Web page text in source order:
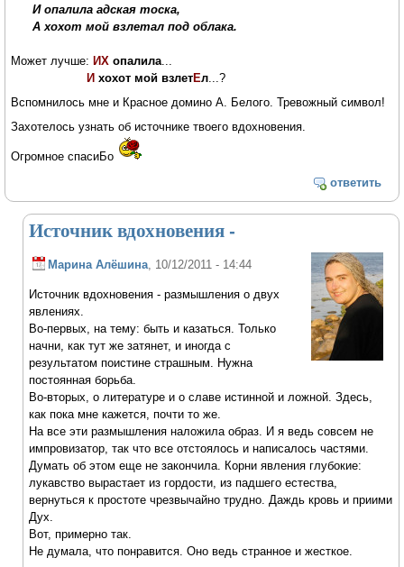
И опалила адская тоска,
А хохот мой взлетал под облака.
Может лучше: ИХ опалила...
Ихохот мой взлетЕл...?
Вспомнилось мне и Красное домино А. Белого. Тревожный символ!
Захотелось узнать об источнике твоего вдохновения.
Огромное спасиБо
ответить
Источник вдохновения -
Марина Алёшина, 10/12/2011 - 14:44
Источник вдохновения - размышления о двух
явлениях.
Во-первых, на тему: быть и казаться. Только
начни, как тут же затянет, и иногда с
результатом поистине страшным. Нужна
постоянная борьба.
Во-вторых, о литературе и о славе истинной и ложной. Здесь,
как пока мне кажется, почти то же.
На все эти размышления наложила образ. И я ведь совсем не
импровизатор, так что все отстоялось и написалось частями.
Думать об этом еще не закончила. Корни явления глубокие:
лукавство вырастает из гордости, из падшего естества,
вернуться к простоте чрезвычайно трудно. Даждь кровь и приими
Дух.
Вот, примерно так.
Не думала, что понравится. Оно ведь странное и жесткое.